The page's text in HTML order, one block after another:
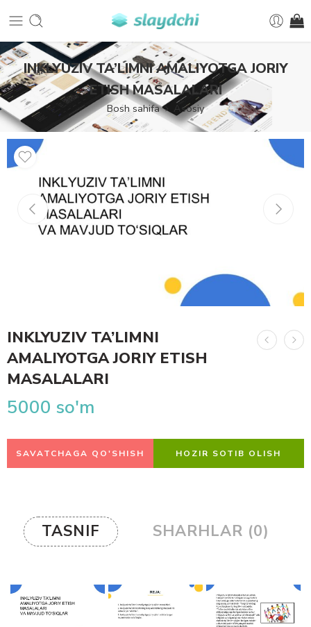
INKLYUZIV TA’LIMNI AMALIYOTGA JORIY
ETISH MASALALARI
Bosh sahifa Asosiy
INKLYUZIV TA’LIMNI
AMALIYOTGA JORIY ETISH
MASALALARI
5000 so'm
SAVATCHAGA QO'SHISH HOZIR SOTIB OLISH
TASNIF SHARHLAR (0)